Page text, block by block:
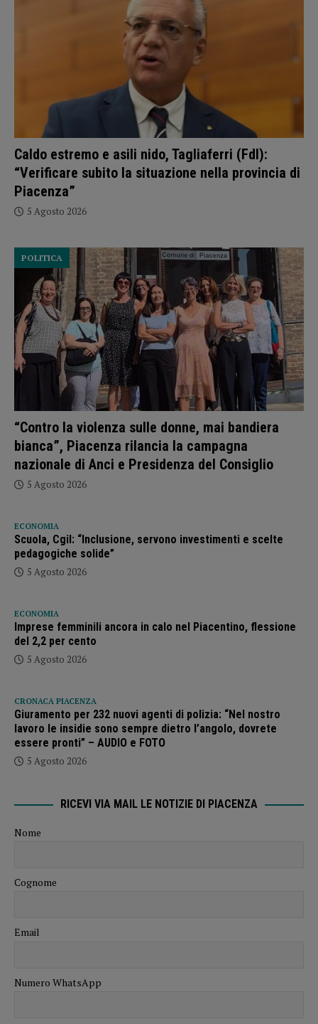
Caldo estremo e asili nido, Tagliaferri (FdI):
“Verificare subito la situazione nella provincia di
Piacenza”
5 Agosto 2026
“Contro la violenza sulle donne, mai bandiera
bianca”, Piacenza rilancia la campagna
nazionale di Anci e Presidenza del Consiglio
POLITICA
5 Agosto 2026
ECONOMIA
Scuola, Cgil: “Inclusione, servono investimenti e scelte
pedagogiche solide”
5 Agosto 2026
ECONOMIA
Imprese femminili ancora in calo nel Piacentino, flessione
del 2,2 per cento
5 Agosto 2026
CRONACA PIACENZA
Giuramento per 232 nuovi agenti di polizia: “Nel nostro
lavoro le insidie sono sempre dietro l’angolo, dovrete
essere pronti” – AUDIO e FOTO
5 Agosto 2026
RICEVI VIA MAIL LE NOTIZIE DI PIACENZA
Nome
Cognome
Email
Numero WhatsApp